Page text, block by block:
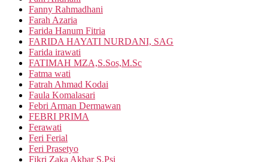
Fanny Rahmadhani
Farah Azaria
Farida Hanum Fitria
FARIDA HAYATI NURDANI, SAG
Farida irawati
FATIMAH MZA,S.Sos,M.Sc
Fatma wati
Fatrah Ahmad Kodai
Faula Komalasari
Febri Arman Dermawan
FEBRI PRIMA
Ferawati
Feri Ferial
Feri Prasetyo
Fikri Zaka Akbar S.Psi